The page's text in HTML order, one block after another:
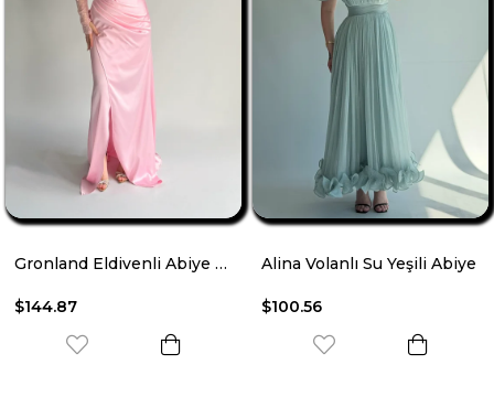
Gronland Eldivenli Abiye Pembe
$144.87
Alina Volanlı Su Yeşili Abiye
$100.56